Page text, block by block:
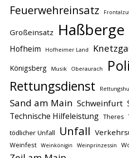
Feuerwehreinsatz
Großeinsatz Haßberge
Hofheim Hofheimer Land
Königsberg Musik Oberaurach
Rettungsdienst
Sand am Main Schweinfurt
Technische Hilfeleistung Theres
tödlicher Unfall Unfall
Weinfest Weinkönigin Weinprinzessin